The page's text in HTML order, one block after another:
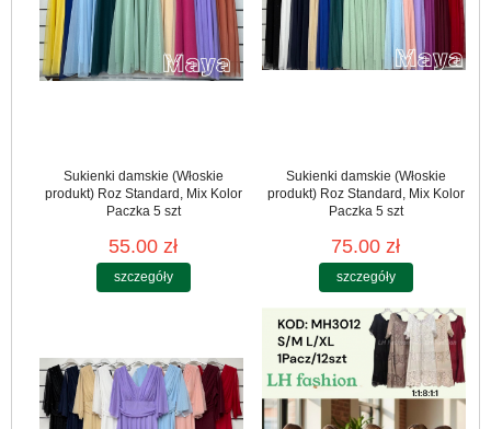
Sukienki damskie (Włoskie
produkt) Roz Standard, Mix Kolor
Paczka 5 szt
55.00 zł
szczegóły
Sukienki damskie (Włoskie
produkt) Roz Standard, Mix Kolor
Paczka 5 szt
75.00 zł
szczegóły